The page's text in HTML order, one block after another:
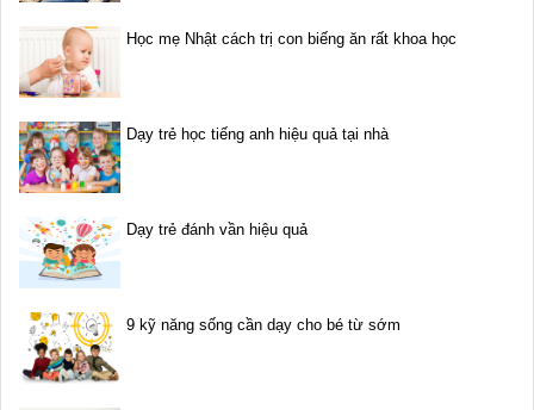
Học mẹ Nhật cách trị con biếng ăn rất khoa học
Dạy trẻ học tiếng anh hiệu quả tại nhà
Dạy trẻ đánh vần hiệu quả
9 kỹ năng sống cần dạy cho bé từ sớm